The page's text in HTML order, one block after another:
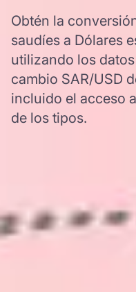
Obtén la
saudíes a Dólares
utilizando los
cambio SAR/USD
incluido el acceso
de los tipos.